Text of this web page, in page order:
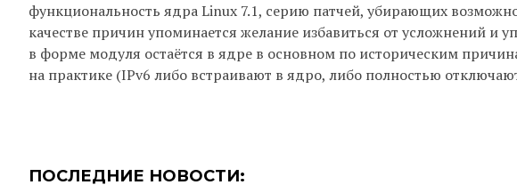
функциональность ядра Linux 7.1, серию патчей, убирающих
качестве причин упоминается желание избавиться от усложнений и
в форме модуля остаётся в ядре в основном по историческим
на практике (IPv6 либо встраивают в ядро, либо полностью
ПОСЛЕДНИЕ НОВОСТИ: